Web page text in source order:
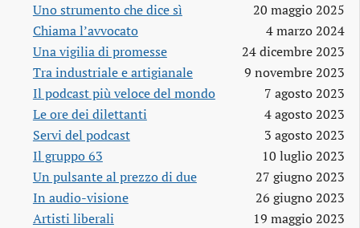
Uno strumento che dice sì
20 maggio 2025
Chiama l’avvocato
4 marzo 2024
Una vigilia di promesse
24 dicembre 2023
Tra industriale e artigianale
9 novembre 2023
Il podcast più veloce del mondo
7 agosto 2023
Le ore dei dilettanti
4 agosto 2023
Servi del podcast
3 agosto 2023
Il gruppo 63
10 luglio 2023
Un pulsante al prezzo di due
27 giugno 2023
In audio-visione
26 giugno 2023
Artisti liberali
19 maggio 2023